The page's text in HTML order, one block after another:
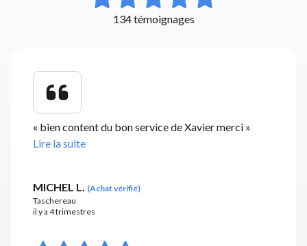
134 témoignages
« bien content du bon service de Xavier merci »
Lire la suite
MICHEL L. (Achat vérifié)
Taschereau
il y a 4 trimestres